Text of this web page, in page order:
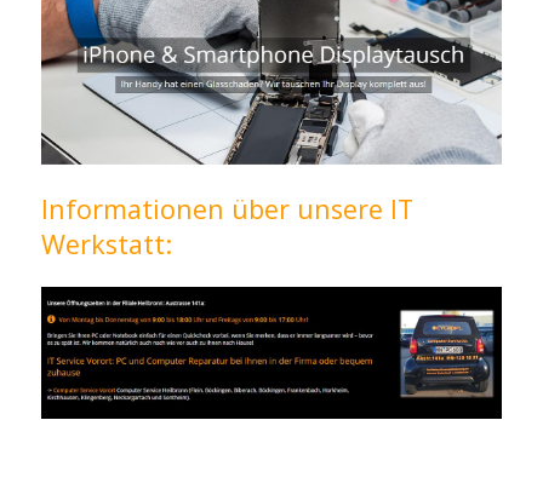
Informationen über unsere IT
Werkstatt: